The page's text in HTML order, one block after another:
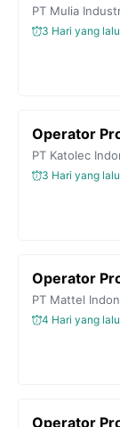
PT Mulia
3 Hari yang lalu
Operator
PT Katolec
3 Hari yang lalu
Operator
PT Mattel
4 Hari yang lalu
Operator